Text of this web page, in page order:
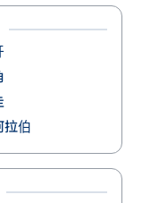
拉伯